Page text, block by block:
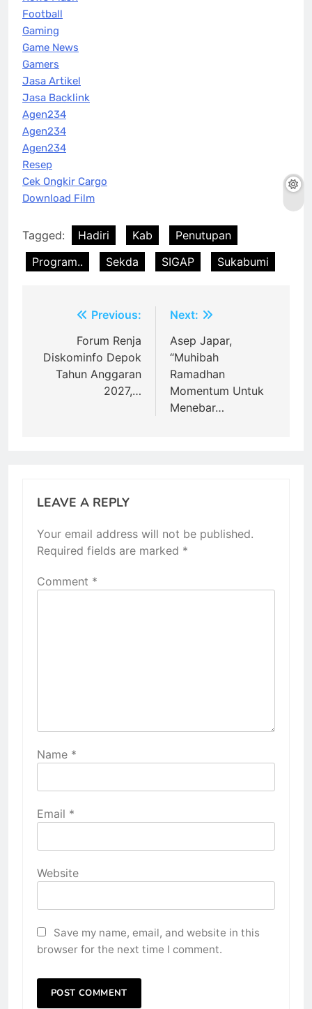
Football
Gaming
Game News
Gamers
Jasa Artikel
Jasa Backlink
Agen234
Agen234
Agen234
Resep
Cek Ongkir Cargo
Download Film
Tagged: Hadiri Kab
Penutupan
Program..
Sekda SIGAP Sukabumi
navigation
Previous:
Forum Renja
Diskominfo Depok
Tahun Anggaran
2027,…
Next:
Asep Japar,
“Muhibah
Ramadhan
Momentum Untuk
Menebar…
LEAVE A REPLY
Your email address will not be published.
Required fields are marked *
Comment *
Name *
Email *
Website
Save my name, email, and website in this
browser for the next time I comment.